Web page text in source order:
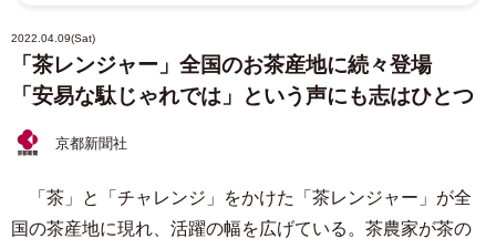
2022.04.09(Sat)
「茶レンジャー」全国のお茶産地に続々登場
「安易な駄じゃれでは」という声にも志はひとつ
京都新聞社
「茶」と「チャレンジ」をかけた「茶レンジャー」が全
国の茶産地に現れ、活躍の幅を広げている。茶農家が茶の